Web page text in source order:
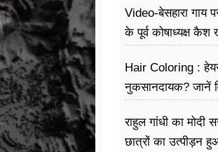
Video-बेसहारा गाय
के पूर्व कोषाध्यक्ष
Hair Coloring :
नुकसानदायक? जानें
राहुल गांधी का मोदी
छात्रों का उत्पीड़न